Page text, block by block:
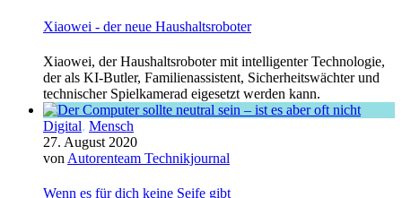
Xiaowei - der neue Haushaltsroboter
Xiaowei, der Haushaltsroboter mit intelligenter Technologie,
der als KI-Butler, Familienassistent, Sicherheitswächter und
technischer Spielkamerad eigesetzt werden kann.
Digital, Mensch
27. August 2020
von Autorenteam Technikjournal
Wenn es für dich keine Seife gibt